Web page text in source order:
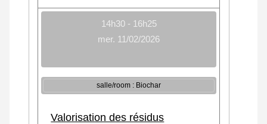
14h30 - 16h25
mer. 11/02/2026
salle/room : Biochar
Valorisation des résidus